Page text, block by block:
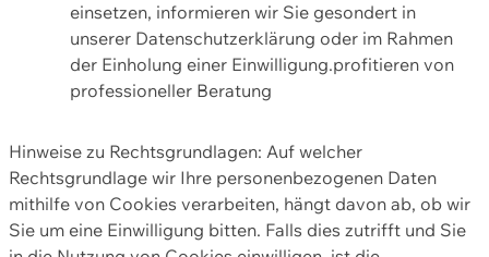
einsetzen, informieren wir Sie gesondert in
unserer Datenschutzerklärung oder im Rahmen
der Einholung einer Einwilligung.profitieren von
professioneller Beratung
Hinweise zu Rechtsgrundlagen: Auf welcher
Rechtsgrundlage wir Ihre personenbezogenen Daten
mithilfe von Cookies verarbeiten, hängt davon ab, ob wir
Sie um eine Einwilligung bitten. Falls dies zutrifft und Sie